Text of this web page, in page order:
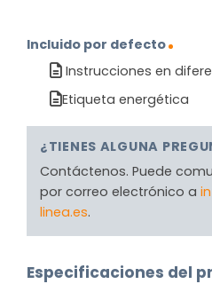
Incluido por defecto
Instrucciones en
Etiqueta energética
¿TIENES ALGUNA
Contáctenos. Puede
por correo electrónico a
linea.es.
Especificaciones del